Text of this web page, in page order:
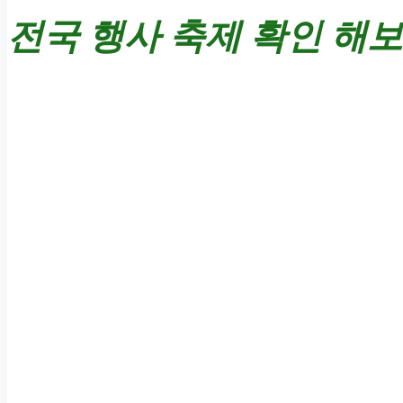
전국 행사 축제 확인 해